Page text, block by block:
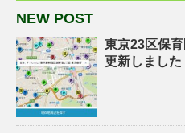
NEW POST
東京23区保
更新しました